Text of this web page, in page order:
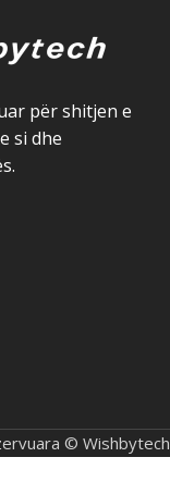
për shitjen e
si dhe
©